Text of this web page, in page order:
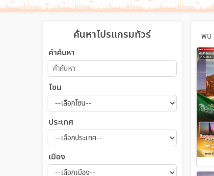
ค้นหาโปรแกรมทัวร์
คำค้นหา
โซน
ประเทศ
เมือง
พบ